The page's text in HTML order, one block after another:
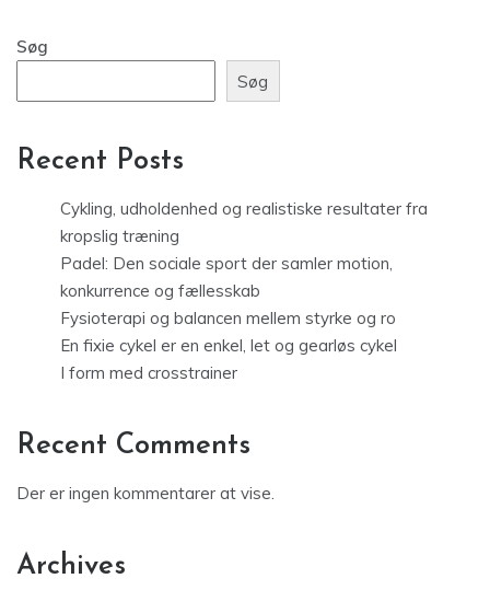
Søg
Søg
Recent Posts
Cykling, udholdenhed og realistiske resultater fra
kropslig træning
Padel: Den sociale sport der samler motion,
konkurrence og fællesskab
Fysioterapi og balancen mellem styrke og ro
En fixie cykel er en enkel, let og gearløs cykel
I form med crosstrainer
Recent Comments
Der er ingen kommentarer at vise.
Archives